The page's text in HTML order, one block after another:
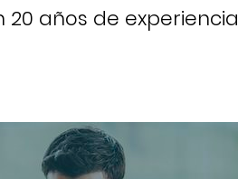
años de